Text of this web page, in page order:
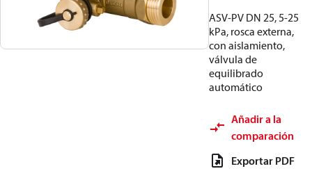
ASV-PV DN 25, 5-25
kPa, rosca externa,
con aislamiento,
válvula de
equilibrado
automático
Añadir a la
comparación
Exportar PDF